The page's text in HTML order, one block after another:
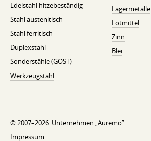
Edelstahl hitzebeständig
Stahl austenitisch
Stahl ferritisch
Duplexstahl
Sonderstähle (GOST)
Werkzeugstahl
Lagermetalle
Lötmittel
Zinn
Blei
© 2007–2026. Unternehmen „Auremo”.
Impressum